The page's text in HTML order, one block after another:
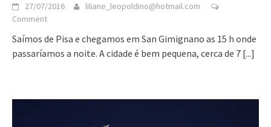
27/07/2016
liliane_leopoldino@hotmail.com
Comment
Saímos de Pisa e chegamos em San Gimignano as 15 h onde
passaríamos a noite. A cidade é bem pequena, cerca de 7 [...]